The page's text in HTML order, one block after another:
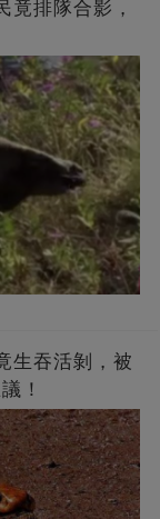
竟排隊合影，
生吞活剝，被
！